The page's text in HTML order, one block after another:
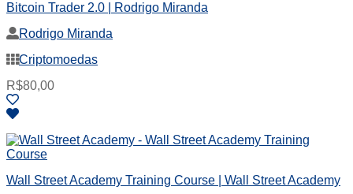
Bitcoin Trader 2.0 | Rodrigo Miranda
Rodrigo Miranda
Criptomoedas
R$80,00
Wall Street Academy Training Course | Wall Street Academy